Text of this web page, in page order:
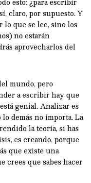
claro, por supuesto. Y
lo que se lee, sino los
no estarán
aprovecharlos del
mundo, pero
a escribir hay que
genial. Analizar es
demás no importa. La
la teoría, si has
es creando, porque
que existe una
crees que sabes hacer